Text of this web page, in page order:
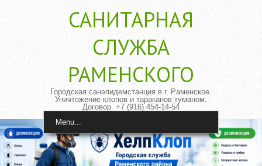
САНИТАРНАЯ
CЛУЖБА
РАМЕНСКОГО
Городская санэпидемстанция в г. Раменское.
Уничтожение клопов и тараканов туманом.
Договор. +7 (916) 454-14-54
Menu...